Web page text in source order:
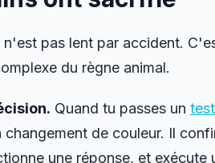
n'est pas lent par accident.
du règne animal.
Quand tu passes un
de couleur. Il
une réponse, et exécute